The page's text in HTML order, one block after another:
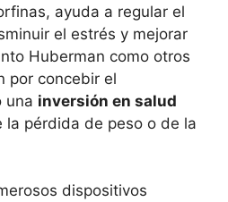
ayuda a regular el
el estrés y mejorar
Huberman como otros
por concebir el
una inversión en salud
la pérdida de peso o de la
dispositivos